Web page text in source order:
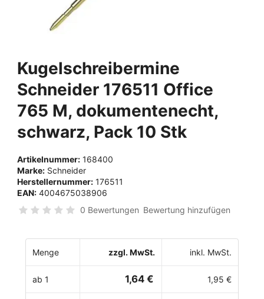
Kugelschreibermine
Schneider 176511 Office
765 M, dokumentenecht,
schwarz, Pack 10 Stk
Artikelnummer: 168400
Marke: Schneider
Herstellernummer: 176511
EAN: 4004675038906
0 Bewertungen Bewertung hinzufügen
Menge zzgl. MwSt. inkl. MwSt.
ab 1 1,64 € 1,95 €